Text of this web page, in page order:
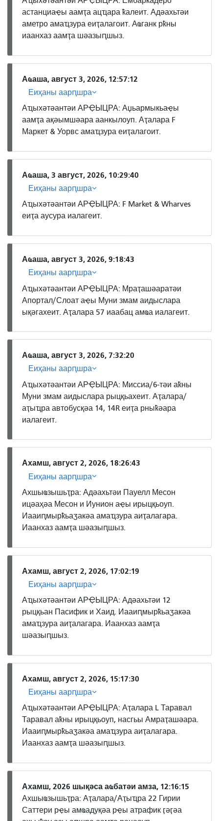
астанциаҿы аамҭа ацҵара ҟалеит. Адәахьтәи
аметро амаҵзура еиҭалагоит. Аҩганк рҟны
иаанхаз аамҭа шәазыԥшыз.
Аҩаша, август 3, 2026, 12:57:12
Еиҳаны аарԥшра
Аҵыхәтәантәи АРҾЫЦРА: Аџьармыкьаҿы
аамҭа ақәымшәара аанкылоуп. Аҭалара F
Маркет & Уорвс амаҵзура еиҭалагоит.
Аҩаша, 3 август, 2026, 10:29:40
Еиҳаны аарԥшра
Аҵыхәтәантәи АРҾЫЦРА: F Market & Wharves
еиҭа аусура иалагеит.
Аҩаша, август 3, 2026, 9:18:43
Еиҳаны аарԥшра
Аҵыхәтәантәи АРҾЫЦРА: Мраҭашәаратәи
Апортал/Слоат аҿы Муни змам аидыслара
ықәгахеит. Аҭалара 57 иаабац амҩа иалагеит.
Аҩаша, август 3, 2026, 7:32:20
Еиҳаны аарԥшра
Аҵыхәтәантәи АРҾЫЦРА: Миссиа/6-тәи аҟны
Муни змам аидыслара рыцқьахеит. Аҭалара/
аҭыҵра автобусқәа 14, 14R еиҭа рныҟәара
иалагеит.
Ахамш, август 2, 2026, 18:26:43
Еиҳаны аарԥшра
Ахшыҩзышьҭра: Адәахьтәи Пауелл Месон
ицәаҳәа Месон и Иунион аҿы ирыцқьоуп.
Иааиԥмырҟьаӡакәа амаҵзура аиҭалагара.
Иаанхаз аамҭа шәазыԥшыз.
Ахамш, август 2, 2026, 17:02:19
Еиҳаны аарԥшра
Аҵыхәтәантәи АРҾЫЦРА: Адәахьтәи 12
рыцқьан Пасифик и Хаид. Иааиԥмырҟьаӡакәа
амаҵзура аиҭалагара. Иаанхаз аамҭа
шәазыԥшыз.
Ахамш, август 2, 2026, 15:17:30
Еиҳаны аарԥшра
Аҵыхәтәантәи АРҾЫЦРА: Аҭалара L Таравал
Таравал аҟны ирыцқьоуп, насгьы Амраҭашәара.
Иааиԥмырҟьаӡакәа амаҵзура аиҭалагара.
Иаанхаз аамҭа шәазыԥшыз.
Ахамш, 2026 шықәса аҩбатәи амза, 12:16:15
Ахшыҩзышьҭра: Аҭалара/Аҭыҵра 22 Гирии
Саттери рҿы амҩадуқәа рҿы атрафик ӷәӷәа